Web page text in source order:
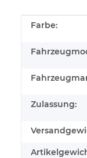
Wert
Farbe:
Zulassung: